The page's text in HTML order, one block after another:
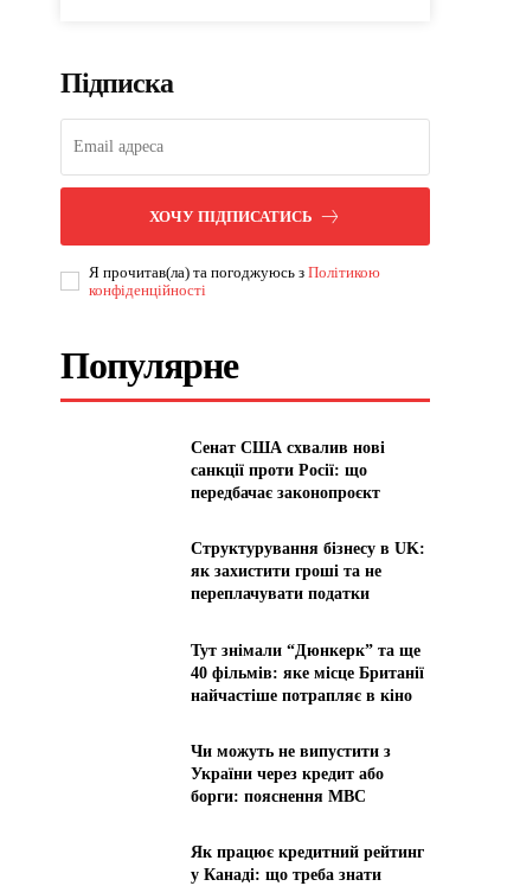
Підписка
ХОЧУ ПІДПИСАТИСЬ
Я прочитав(ла) та погоджуюсь зПолітикою
конфіденційності
Популярне
Сенат США схвалив нові
санкції проти Росії: що
передбачає законопроєкт
Структурування бізнесу в UK:
як захистити гроші та не
переплачувати податки
Тут знімали “Дюнкерк” та ще
40 фільмів: яке місце Британії
найчастіше потрапляє в кіно
Чи можуть не випустити з
України через кредит або
борги: пояснення МВС
Як працює кредитний рейтинг
у Канаді: що треба знати